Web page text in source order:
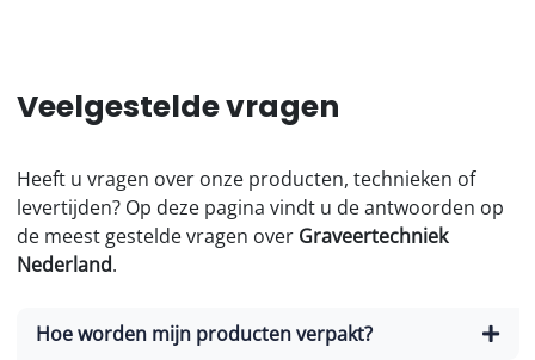
Veelgestelde vragen
Heeft u vragen over onze producten, technieken of
levertijden? Op deze pagina vindt u de antwoorden op
de meest gestelde vragen over Graveertechniek
Nederland.
Hoe worden mijn producten verpakt?